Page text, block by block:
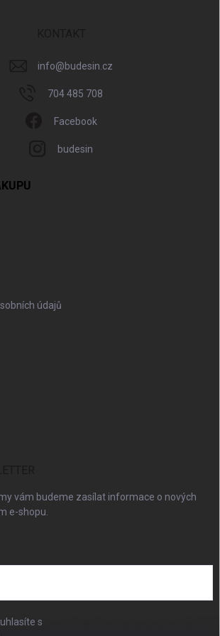
info@budesin.cz
704 485 708
Facebook
budesin
údajů
vám budeme zasílat informace o nových
e-shopu.
s